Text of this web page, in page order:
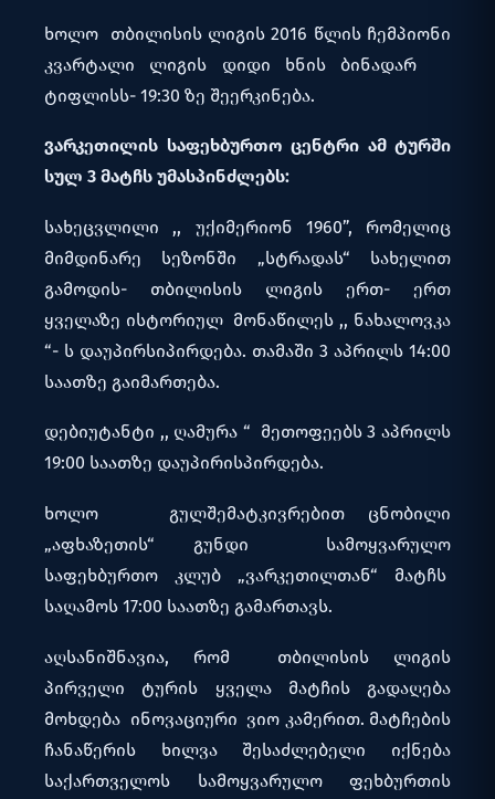
ხოლო თბილისის ლიგის 2016 წლის ჩემპიონი
კვარტალი ლიგის დიდი ხნის ბინადარ
ტიფლისს- 19:30 ზე შეერკინება.
ვარკეთილის საფეხბურთო ცენტრი ამ ტურში
სულ 3 მატჩს უმასპინძლებს:
სახეცვლილი ,, უქიმერიონ 1960”, რომელიც
მიმდინარე სეზონში „სტრადას“ სახელით
გამოდის- თბილისის ლიგის ერთ- ერთ
ყველაზე ისტორიულ მონაწილეს ,, ნახალოვკა
“- ს დაუპირსიპირდება. თამაში 3 აპრილს 14:00
საათზე გაიმართება.
დებიუტანტი ,, ღამურა “ მეთოფეებს 3 აპრილს
19:00 საათზე დაუპირისპირდება.
ხოლო გულშემატკივრებით ცნობილი
„აფხაზეთის“ გუნდი სამოყვარულო
საფეხბურთო კლუბ „ვარკეთილთან“ მატჩს
საღამოს 17:00 საათზე გამართავს.
აღსანიშნავია, რომ თბილისის ლიგის
პირველი ტურის ყველა მატჩის გადაღება
მოხდება ინოვაციური ვიო კამერით. მატჩების
ჩანაწერის ხილვა შესაძლებელი იქნება
საქართველოს სამოყვარულო ფეხბურთის